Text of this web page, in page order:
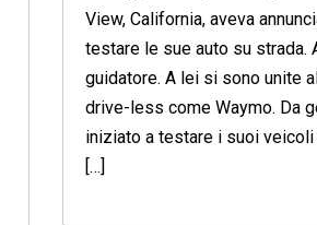
View, California, aveva
testare le sue auto su strada.
guidatore. A lei si sono unite
drive-less come Waymo. Da
iniziato a testare i suoi
[…]